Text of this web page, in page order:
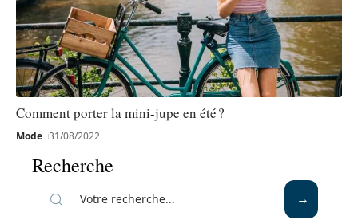
Comment porter la mini-jupe en été ?
Mode 31/08/2022
Recherche